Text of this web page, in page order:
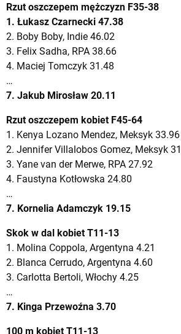
Rzut oszczepem mężczyzn F35-38
1. Łukasz Czarnecki 47.38
2. Boby Boby, Indie 46.02
3. Felix Sadha, RPA 38.66
4. Maciej Tomczyk 31.48
…
7. Jakub Mirosław 20.11
Rzut oszczepem kobiet F45-64
1. Kenya Lozano Mendez, Meksyk 33.96
2. Jennifer Villalobos Gomez, Meksyk
3. Yane van der Merwe, RPA 27.92
4. Faustyna Kotłowska 24.80
…
7. Kornelia Adamczyk 19.15
Skok w dal kobiet T11-13
1. Molina Coppola, Argentyna 4.21
2. Blanca Cerrudo, Argentyna 4.60
3. Carlotta Bertoli, Włochy 4.25
…
7. Kinga Przewoźna 3.70
100 m kobiet T11-13